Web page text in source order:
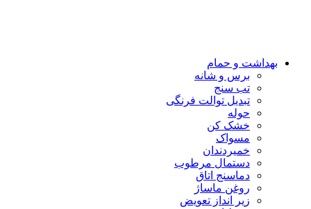
بهداشت و حمام
برس و شانه
تب سنج
تبدیل توالت فرنگی
حوله
خشک کن
مسواک
خمیردندان
دستمال مرطوب
دماسنج اتاق
روغن ماساژ
زیر انداز تعویض